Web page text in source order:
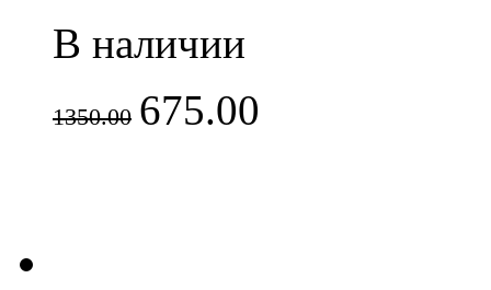
В наличии
1350.00 675.00